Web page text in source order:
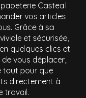
Casteal
vos articles
Grâce à sa
et sécurisée,
quelques clics et
vous déplacer,
tout pour que
directement à
travail.